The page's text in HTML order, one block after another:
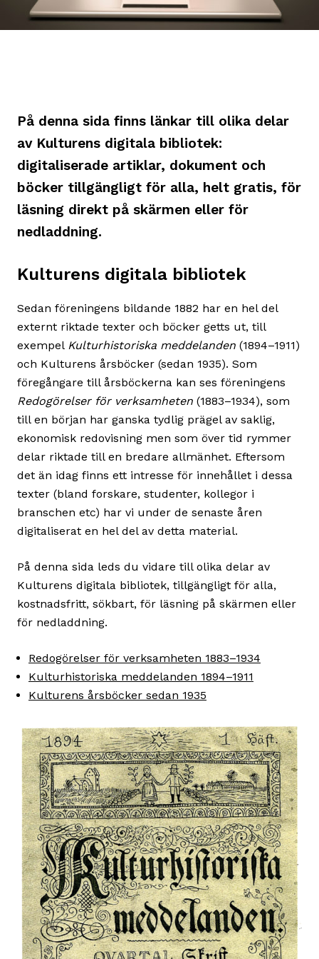
På denna sida finns länkar till olika delar
av Kulturens digitala bibliotek:
digitaliserade artiklar, dokument och
böcker tillgängligt för alla, helt gratis, för
läsning direkt på skärmen eller för
nedladdning.
Kulturens digitala bibliotek
Sedan föreningens bildande 1882 har en hel del
externt riktade texter och böcker getts ut, till
exempel Kulturhistoriska meddelanden (1894–1911)
och Kulturens årsböcker (sedan 1935). Som
föregångare till årsböckerna kan ses föreningens
Redogörelser för verksamheten (1883–1934), som
till en början har ganska tydlig prägel av saklig,
ekonomisk redovisning men som över tid rymmer
delar riktade till en bredare allmänhet. Eftersom
det än idag finns ett intresse för innehållet i dessa
texter (bland forskare, studenter, kollegor i
branschen etc) har vi under de senaste åren
digitaliserat en hel del av detta material.
På denna sida leds du vidare till olika delar av
Kulturens digitala bibliotek, tillgängligt för alla,
kostnadsfritt, sökbart, för läsning på skärmen eller
för nedladdning.
Redogörelser för verksamheten 1883–1934
Kulturhistoriska meddelanden 1894–1911
Kulturens årsböcker sedan 1935